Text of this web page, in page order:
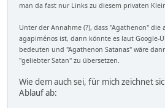
man da fast nur Links zu diesem privaten
Unter der Annahme (?), dass "Agathenon" die
agapiménos ist, dann könnte es laut Google-
bedeuten und "Agathenon Satanas" wäre
"geliebter Satan" zu übersetzen.
Wie dem auch sei, für mich zeichnet
Ablauf ab: